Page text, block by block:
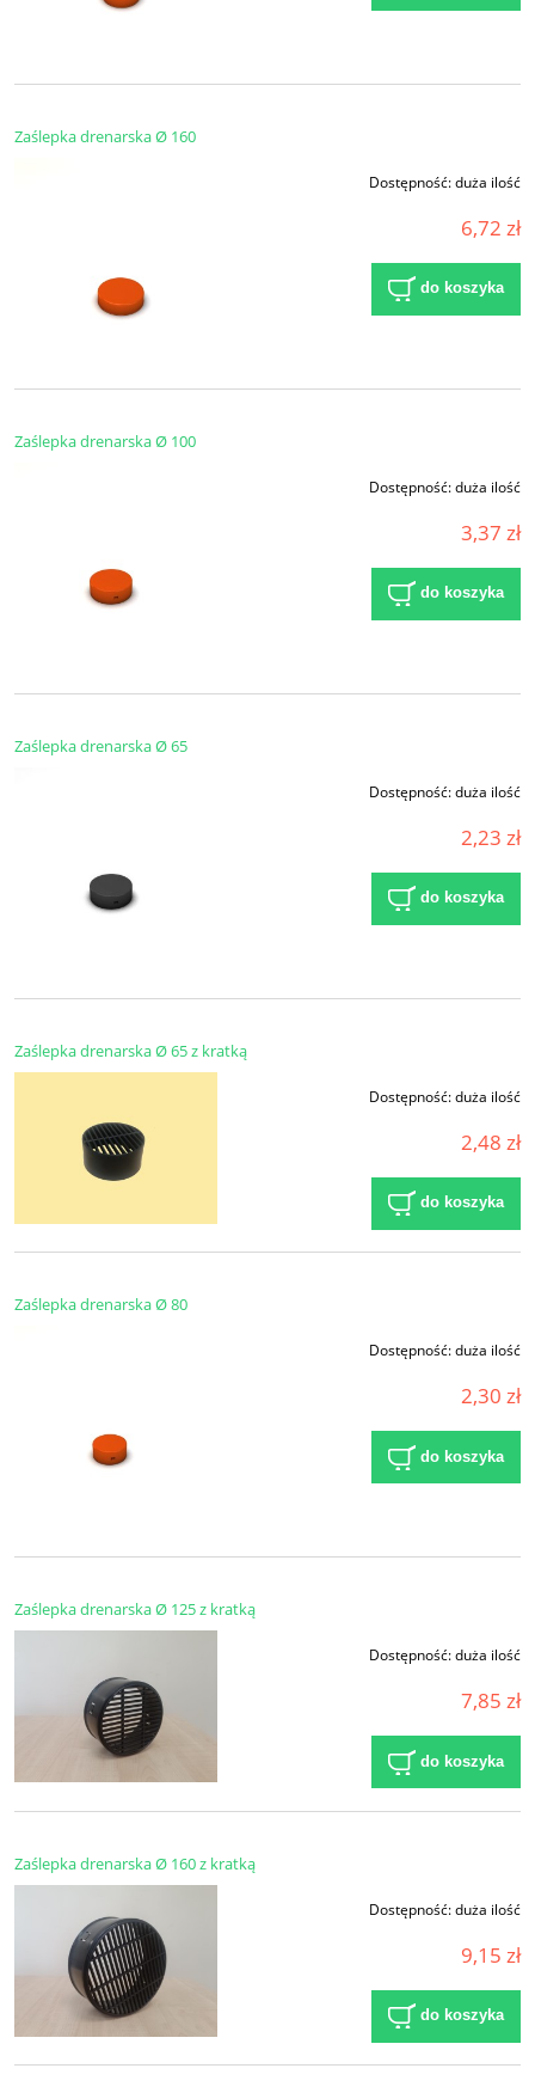
Zaślepka drenarska Ø 160
Dostępność:duża ilość
6,72 zł
do koszyka
Zaślepka drenarska Ø 100
Dostępność:duża ilość
3,37 zł
do koszyka
Zaślepka drenarska Ø 65
Dostępność:duża ilość
2,23 zł
do koszyka
Zaślepka drenarska Ø 65 z kratką
Dostępność:duża ilość
2,48 zł
do koszyka
Zaślepka drenarska Ø 80
Dostępność:duża ilość
2,30 zł
do koszyka
Zaślepka drenarska Ø 125 z kratką
Dostępność:duża ilość
7,85 zł
do koszyka
Zaślepka drenarska Ø 160 z kratką
Dostępność:duża ilość
9,15 zł
do koszyka